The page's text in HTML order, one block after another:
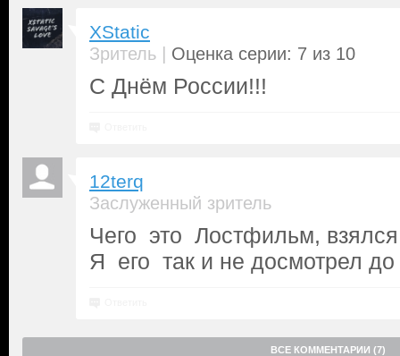
XStatic
Зритель | Оценка серии: 7 из 10
С Днём России!!!
12terq
Заслуженный зритель
Чего это Лостфильм,
Я его так и не досмотрел до
ВСЕ КОММЕНТАРИИ (7)